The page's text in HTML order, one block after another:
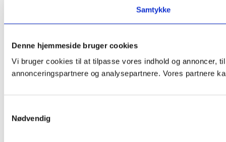
Samtykke
Denne hjemmeside bruger cookies
Vi bruger cookies til at tilpasse vores indhold og annoncer,
annonceringspartnere og analysepartnere. Vores partnere
Nødvendig